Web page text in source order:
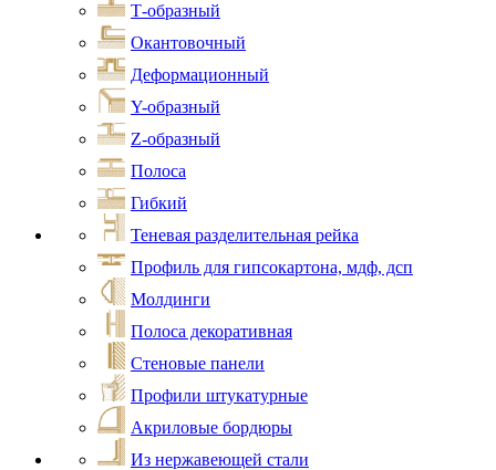
Т-образный
Окантовочный
Деформационный
Y-образный
Z-образный
Полоса
Гибкий
Теневая разделительная рейка
Профиль для гипсокартона, мдф, дсп
Молдинги
Полоса декоративная
Стеновые панели
Профили штукатурные
Акриловые бордюры
Из нержавеющей стали